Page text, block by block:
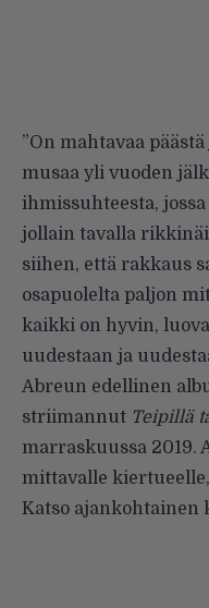
”On mahtavaa
musaa yli vuoden
ihmissuhteesta,
jollain tavalla
siihen, että rakkaus
osapuolelta paljon
kaikki on hyvin,
uudestaan ja
Abreun edellinen
striimannut Teipillä
marraskuussa 2019.
mittavalle
Katso ajankohtainen